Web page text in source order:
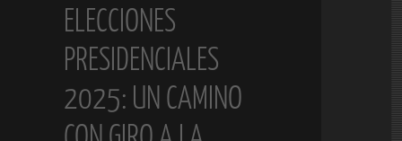
ELECCIONES
PRESIDENCIALES
2025: UN CAMINO